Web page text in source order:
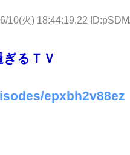
10(火) 18:44:19.22
るＴＶ
epxbh2v88ez